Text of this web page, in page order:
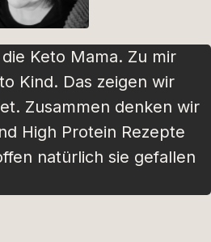
Keto Mama. Zu mir
Kind. Das zeigen wir
Zusammen denken wir
High Protein Rezepte
natürlich sie gefallen